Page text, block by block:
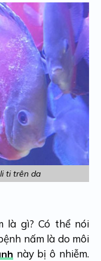
ti trên da
là gì? Có thể nói
nấm là do môi
này bị ô nhiễm.